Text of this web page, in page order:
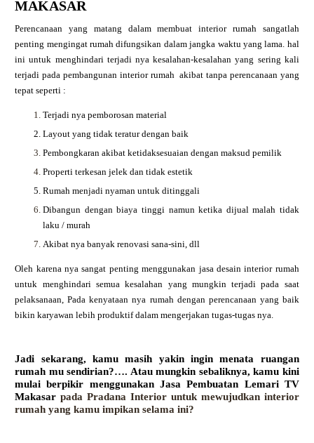
MAKASAR
Perencanaan yang matang dalam membuat interior rumah sangatlah
penting mengingat rumah difungsikan dalam jangka waktu yang lama. hal
ini untuk menghindari terjadi nya kesalahan-kesalahan yang sering kali
terjadi pada pembangunan interior rumah akibat tanpa perencanaan yang
tepat seperti :
Terjadi nya pemborosan material
Layout yang tidak teratur dengan baik
Pembongkaran akibat ketidaksesuaian dengan maksud pemilik
Properti terkesan jelek dan tidak estetik
Rumah menjadi nyaman untuk ditinggali
Dibangun dengan biaya tinggi namun ketika dijual malah tidak
laku / murah
Akibat nya banyak renovasi sana-sini, dll
Oleh karena nya sangat penting menggunakan jasa desain interior rumah
untuk menghindari semua kesalahan yang mungkin terjadi pada saat
pelaksanaan, Pada kenyataan nya rumah dengan perencanaan yang baik
bikin karyawan lebih produktif dalam mengerjakan tugas-tugas nya.
Jadi sekarang, kamu masih yakin ingin menata ruangan
rumah mu sendirian?…. Atau mungkin sebaliknya, kamu kini
mulai berpikir menggunakan Jasa Pembuatan Lemari TV
Makasar pada Pradana Interior untuk mewujudkan interior
rumah yang kamu impikan selama ini?